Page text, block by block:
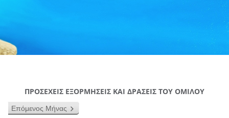
ΠΡΟΣΕΧΕΙΣ ΕΞΟΡΜΗΣΕΙΣ ΚΑΙ ΔΡΑΣΕΙΣ ΤΟΥ ΟΜΙΛΟΥ
Επόμενος Μήνας